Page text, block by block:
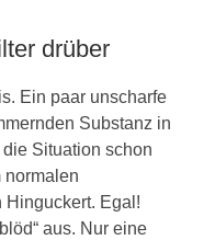
drüber
Ein paar unscharfe
Substanz in
Situation schon
normalen
Hinguckert. Egal!
aus. Nur eine